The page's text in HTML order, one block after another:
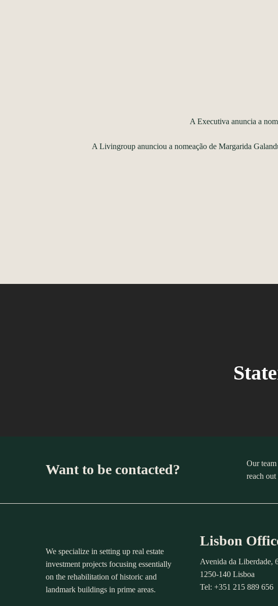
A Executiva anuncia a
A Livingroup anunciou a nomeação de Margarida
Want to be contacted?
Our
reach
We specialize in setting up real estate
investment projects focusing essentially
on the rehabilitation of historic and
landmark buildings in prime areas.
Lisbon
Avenida da Liberdade,
1250-140 Lisboa
Tel: +351 215 889 656